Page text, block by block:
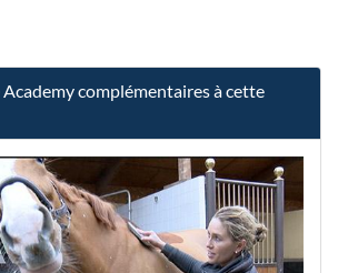
complémentaires à cette